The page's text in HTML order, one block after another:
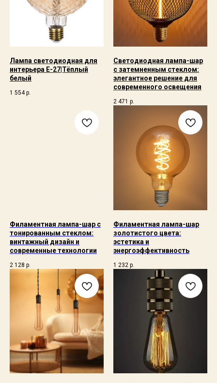
Лампа светодиодная для
интерьера Е-27|Тёплый
белый
1 554 р.
Светодиодная лампа-шар
с затемненным стеклом:
элегантное решение для
современного освещения
2 471 р.
Филаментная лампа-шар с
тонированным стеклом:
винтажный дизайн и
современные технологии
2 128 р.
Филаментная лампа-шар
золотистого цвета:
эстетика и
энергоэффективность
1 232 р.